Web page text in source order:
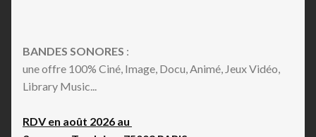
BANDES SONORES :
une offre 100% Ciné, Image, Docu, Animé, Jeux Vidéo,
Library Music...
RDV en août 2026 au